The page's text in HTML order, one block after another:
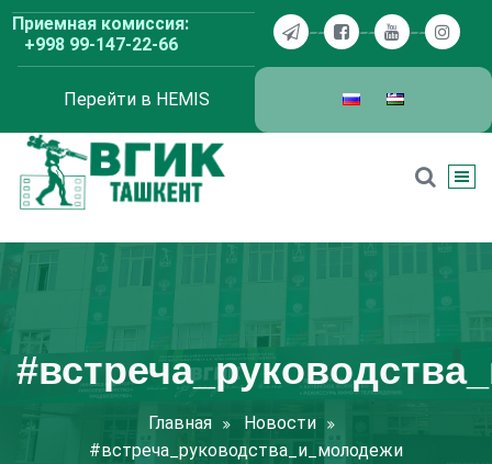
Перейти
содержимому
Приемная комиссия:
+998 99-147-22-66
Перейти в HEMIS
Главная
Новости
#встреча_руководства_и_молодежи